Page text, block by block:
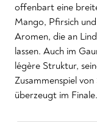
offenbart eine
Mango, Pfirsich
Aromen, die an
lassen. Auch im
légère Struktur,
Zusammenspiel
überzeugt im Finale.